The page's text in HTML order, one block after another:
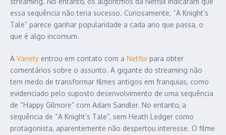
essa sequência não teria sucesso. Curiosamente, “A Knight’s
Tale” parece ganhar popularidade a cada ano que passa, o
que é algo incomum.
A Variety entrou em contato com a Netflix para obter
comentários sobre o assunto. A gigante do streaming não
tem medo de transformar filmes antigos em franquias, como
evidenciado pelo suposto desenvolvimento de uma sequência
de “Happy Gilmore” com Adam Sandler. No entanto, a
sequência de “A Knight’s Tale”, sem Heath Ledger como
protagonista, aparentemente não despertou interesse. O filme